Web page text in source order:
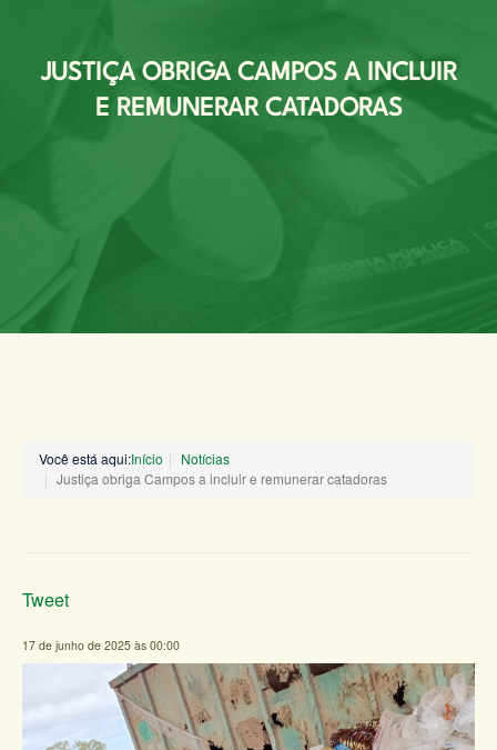
JUSTIÇA OBRIGA CAMPOS A INCLUIR
E REMUNERAR CATADORAS
Você está aqui:Início
Notícias
Justiça obriga Campos a incluir e remunerar catadoras
Tweet
17 de junho de 2025 às 00:00